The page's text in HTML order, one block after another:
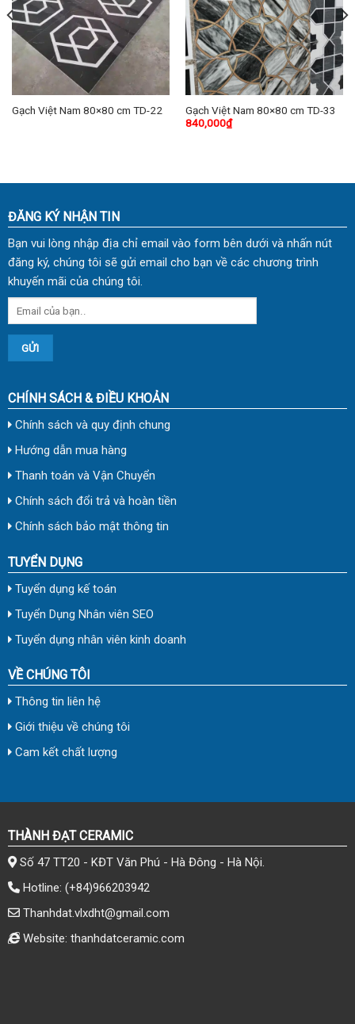
Gạch Việt Nam 80×80 cm TD-22
Gạch Việt Nam 80×80 cm TD-33
840,000₫
ĐĂNG KÝ NHẬN TIN
Bạn vui lòng nhập địa chỉ email vào form bên dưới và nhấn nút
đăng ký, chúng tôi sẽ gửi email cho bạn về các chương trình
khuyến mãi của chúng tôi.
CHÍNH SÁCH & ĐIỀU KHOẢN
Chính sách và quy định chung
Hướng dẫn mua hàng
Thanh toán và Vận Chuyển
Chính sách đổi trả và hoàn tiền
Chính sách bảo mật thông tin
TUYỂN DỤNG
Tuyển dụng kế toán
Tuyển Dụng Nhân viên SEO
Tuyển dụng nhân viên kinh doanh
VỀ CHÚNG TÔI
Thông tin liên hệ
Giới thiệu về chúng tôi
Cam kết chất lượng
THÀNH ĐẠT CERAMIC
Số 47 TT20 - KĐT Văn Phú - Hà Đông - Hà Nội.
Hotline: (+84)966203942
Thanhdat.vlxdht@gmail.com
Website: thanhdatceramic.com